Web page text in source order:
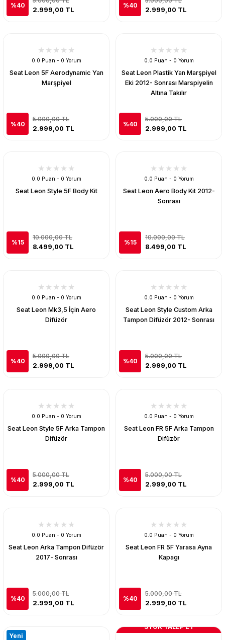
%40
2.999,00 TL
%40
2.999,00 TL
0.0 Puan - 0 Yorum
Seat Leon 5F Aerodynamic Yan
Marşpiyel
%40
5.000,00 TL
2.999,00 TL
0.0 Puan - 0 Yorum
Seat Leon Plastik Yan Marşpiyel
Eki 2012- Sonrası Marspiyelin
Altına Takılır
%40
5.000,00 TL
2.999,00 TL
0.0 Puan - 0 Yorum
Seat Leon Style 5F Body Kit
%15
10.000,00 TL
8.499,00 TL
0.0 Puan - 0 Yorum
Seat Leon Aero Body Kit 2012-
Sonrası
%15
10.000,00 TL
8.499,00 TL
0.0 Puan - 0 Yorum
Seat Leon Mk3,5 İçin Aero
Difüzör
%40
5.000,00 TL
2.999,00 TL
0.0 Puan - 0 Yorum
Seat Leon Style Custom Arka
Tampon Difüzör 2012- Sonrası
%40
5.000,00 TL
2.999,00 TL
0.0 Puan - 0 Yorum
Seat Leon Style 5F Arka Tampon
Difüzör
%40
5.000,00 TL
2.999,00 TL
0.0 Puan - 0 Yorum
Seat Leon FR 5F Arka Tampon
Difüzör
%40
5.000,00 TL
2.999,00 TL
0.0 Puan - 0 Yorum
Seat Leon Arka Tampon Difüzör
2017- Sonrası
%40
5.000,00 TL
2.999,00 TL
0.0 Puan - 0 Yorum
Seat Leon FR 5F Yarasa Ayna
Kapagı
%40
5.000,00 TL
2.999,00 TL
Yeni
STOK TALEP ET